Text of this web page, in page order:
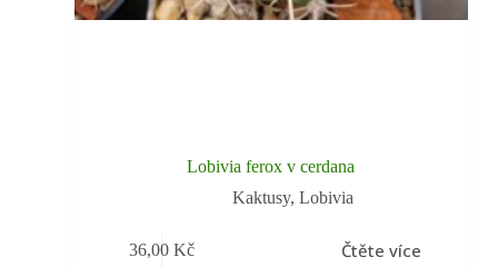
Lobivia ferox v cerdana
Kaktusy,Lobivia
36,00 Kč Čtěte více